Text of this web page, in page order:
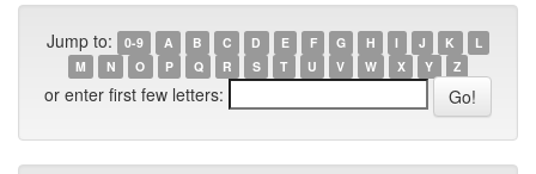
Jump to: 0-9 A B C D E F G H I J K
L
M
N O P Q R S T U V W X Y Z
or enter first few letters: